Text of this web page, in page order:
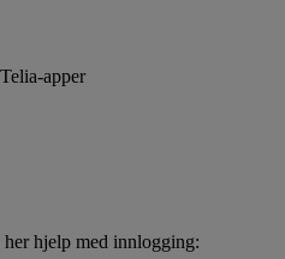
apper
her hjelp med innlogging: